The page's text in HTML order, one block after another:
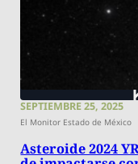
SEPTIEMBRE 25, 2025
El Monitor Estado de México
Asteroide 2024